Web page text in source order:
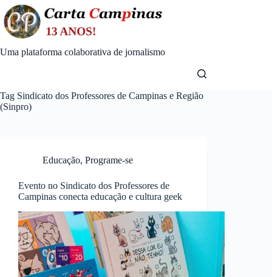
Skip
to
content
Uma plataforma colaborativa de jornalismo
Tag Sindicato dos Professores de Campinas e Região
(Sinpro)
Educação, Programe-se
Evento no Sindicato dos Professores de
Campinas conecta educação e cultura geek